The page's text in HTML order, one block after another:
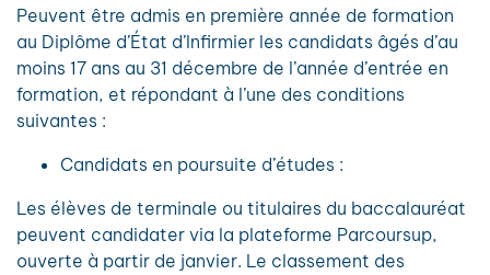
Peuvent être admis en première année de formation
au Diplôme d’État d’Infirmier les candidats âgés d’au
moins 17 ans au 31 décembre de l’année d’entrée en
formation, et répondant à l’une des conditions
suivantes :
Candidats en poursuite d’études :
Les élèves de terminale ou titulaires du baccalauréat
peuvent candidater via la plateforme Parcoursup,
ouverte à partir de janvier. Le classement des